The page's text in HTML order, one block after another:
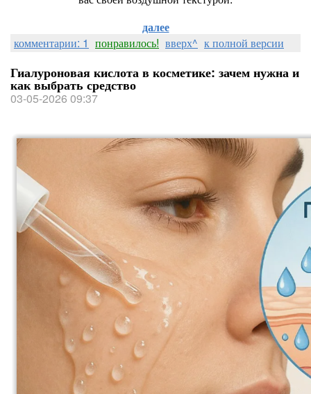
далее
комментарии: 1 понравилось! вверх^ к полной версии
Гиалуроновая кислота в косметике: зачем нужна и
как выбрать средство
03-05-2026 09:37